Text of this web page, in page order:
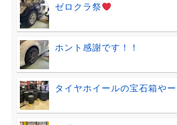
ゼロクラ祭
ホント感謝です！！
タイヤホイールの宝石箱や